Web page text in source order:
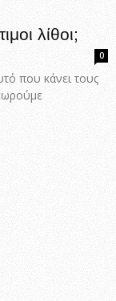
λίθοι;
0
που κάνει τους